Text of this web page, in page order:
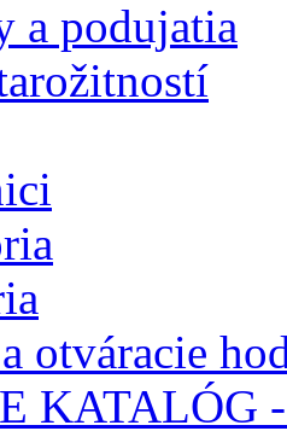
a podujatia
otváracie
KATALÓG